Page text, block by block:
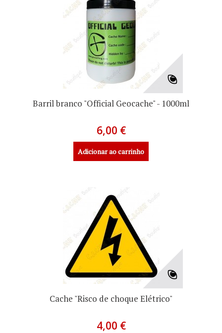
Barril branco "Official Geocache" - 1000ml
6,00 €
Adicionar ao carrinho
Cache "Risco de choque Elétrico"
4,00 €